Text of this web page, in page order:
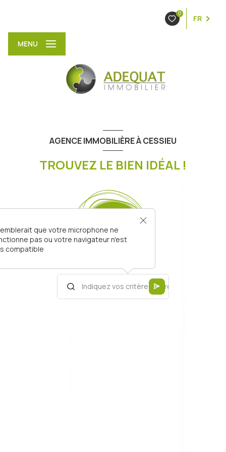
0
FR
MENU
AGENCE IMMOBILIÈRE À CESSIEU
TROUVEZ LE BIEN IDÉAL !
que votre microphone ne
pas ou votre navigateur n'est
compatible